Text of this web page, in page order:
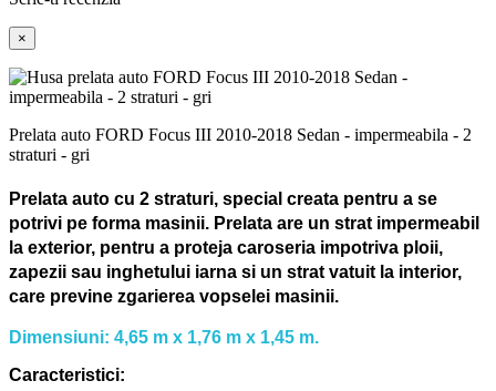
×
Prelata auto FORD Focus III 2010-2018 Sedan - impermeabila - 2
straturi - gri
Prelata auto cu 2 straturi, special creata pentru a se
potrivi pe forma masinii. Prelata are un strat impermeabil
la exterior, pentru a proteja caroseria impotriva ploii,
zapezii sau inghetului iarna si un strat vatuit la interior,
care previne zgarierea vopselei masinii.
Dimensiuni: 4,65 m x 1,76 m x 1,45 m.
Caracteristici: